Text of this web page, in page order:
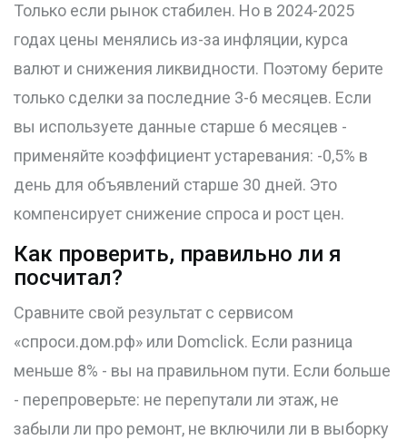
Только если рынок стабилен. Но в 2024-2025
годах цены менялись из-за инфляции, курса
валют и снижения ликвидности. Поэтому берите
только сделки за последние 3-6 месяцев. Если
вы используете данные старше 6 месяцев -
применяйте коэффициент устаревания: -0,5% в
день для объявлений старше 30 дней. Это
компенсирует снижение спроса и рост цен.
Как проверить, правильно ли я
посчитал?
Сравните свой результат с сервисом
«спроси.дом.рф» или Domclick. Если разница
меньше 8% - вы на правильном пути. Если больше
- перепроверьте: не перепутали ли этаж, не
забыли ли про ремонт, не включили ли в выборку